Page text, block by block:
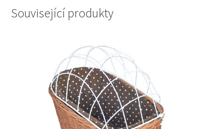
Související produkty